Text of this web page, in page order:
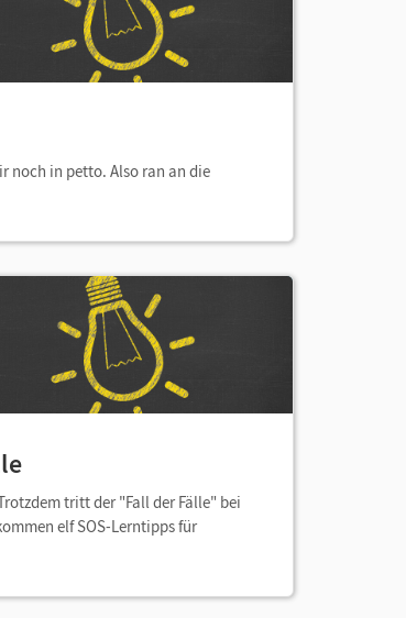
noch in petto. Also ran an die
tritt der "Fall der Fälle" bei
elf SOS-Lerntipps für